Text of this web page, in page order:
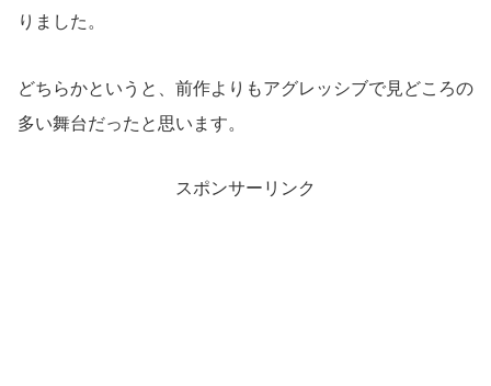
りました。
どちらかというと、前作よりもアグレッシブで見どころの
多い舞台だったと思います。
スポンサーリンク